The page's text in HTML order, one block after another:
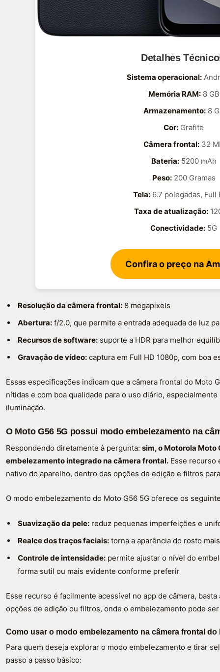
Detalhes
Sistema operacional:
Memória RAM:8 GB
Armazenamento:8
Cor: Grafite
Câmera frontal: 32
Bateria:5200 mAh
Peso:200 Gramas
Tela: 6.7 polegadas, Full
Taxa de atualização:
Conectividade: 5G
Confira o preço na
Resolução da câmera frontal: 8 megapixels
Abertura: f/2.0, que permite a entrada adequada de luz
Recursos de software: suporte a HDR para melhor
Gravação de vídeo: captura em Full HD 1080p, com boa
Essas especificações indicam que a câmera frontal do Moto
nítidas e com boa qualidade para o uso diário,
iluminação.
O Moto G56 5G possui modo embelezamento na
Respondendo diretamente à pergunta: sim, o Motorola Moto
embelezamento integrado na câmera frontal. Esse recurso
nativo do aparelho, dentro das opções de edição e filtros
O modo embelezamento do Moto G56 5G oferece os
Suavização da pele: reduz pequenas imperfeições e
Realce dos traços faciais: torna a aparência do rosto
Controle de intensidade: permite ajustar o nível do
forma sutil ou mais evidente conforme preferir
Esse recurso é facilmente acessível no app de câmera,
opções de edição ou filtros, onde o embelezamento pode
Como usar o modo embelezamento na câmera frontal do
Para quem deseja explorar o modo embelezamento e tirar
passo a passo básico: